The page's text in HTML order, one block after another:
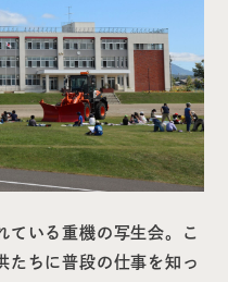
ている重機の写生会。こ
たちに普段の仕事を知っ